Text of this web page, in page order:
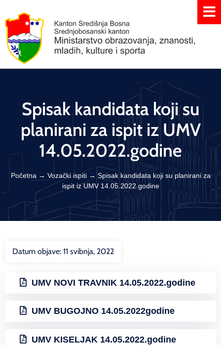
Spisak kandidata koji su
planirani za ispit iz UMV
14.05.2022.godine
Početna → Vozački ispiti→ Spisak kandidata koji su planirani za
ispit iz UMV 14.05.2022.godine
Datum objave: 11 svibnja, 2022
UMV NOVI TRAVNIK 14.05.2022.godine
UMV BUGOJNO 14.05.2022godine
UMV KISELJAK 14.05.2022.godine